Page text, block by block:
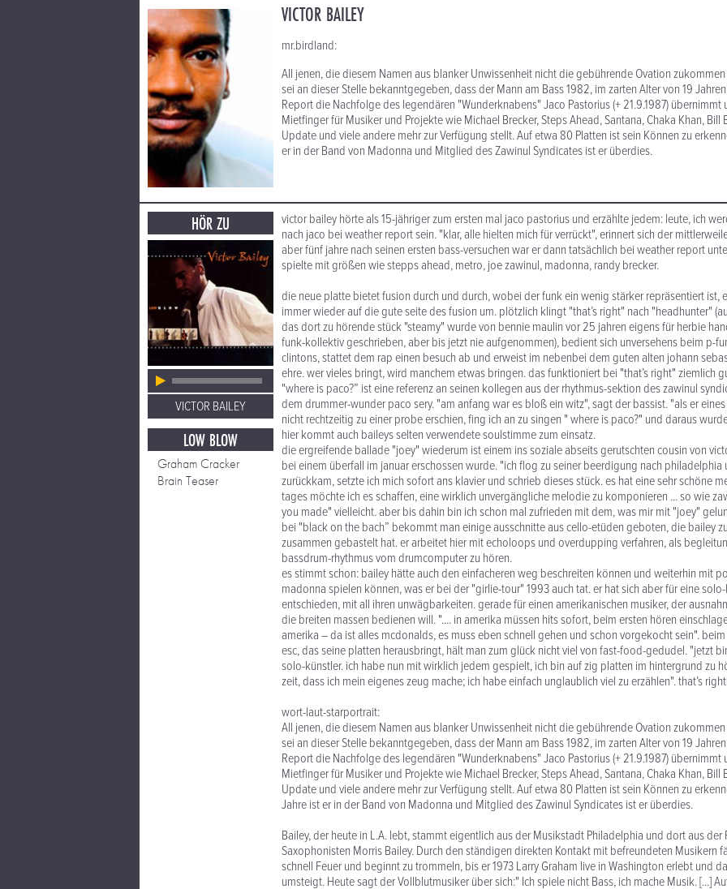
VICTOR BAILEY
mr.birdland:
All jenen, die diesem Namen aus blanker Unwissenheit nicht die gebührende Ovation
sei an dieser Stelle bekanntgegeben, dass der Mann am Bass 1982, im zarten Alter von 19
Report die Nachfolge des legendären "Wunderknabens" Jaco Pastorius (+ 21.9.1987) übernimmt
Mietfinger für Musiker und Projekte wie Michael Brecker, Steps Ahead, Santana, Chaka Khan, Bill
Update und viele andere mehr zur Verfügung stellt. Auf etwa 80 Platten ist sein Können zu
er in der Band von Madonna und Mitglied des Zawinul Syndicates ist er überdies.
HÖR ZU
VICTOR BAILEY
LOW BLOW
Graham Cracker
Brain Teaser
victor bailey hörte als 15-jähriger zum ersten mal jaco pastorius und erzählte jedem: leute, ich
nach jaco bei weather report sein. "klar, alle hielten mich für verrückt", erinnert sich der
aber fünf jahre nach seinen ersten bass-versuchen war er dann tatsächlich bei weather report
spielte mit größen wie stepps ahead, metro, joe zawinul, madonna, randy brecker.
die neue platte bietet fusion durch und durch, wobei der funk ein wenig stärker repräsentiert ist,
immer wieder auf die gute seite des fusion um. plötzlich klingt "that’s right" nach "headhunter"
das dort zu hörende stück "steamy" wurde von bennie maulin vor 25 jahren eigens für herbie
funk-kollektiv geschrieben, aber bis jetzt nie aufgenommen), bedient sich unversehens beim p-
clintons, stattet dem rap einen besuch ab und erweist im nebenbei dem guten alten johann
ehre. wer vieles bringt, wird manchem etwas bringen. das funktioniert bei "that’s right" ziemlich
"where is paco?” ist eine referenz an seinen kollegen aus der rhythmus-sektion des zawinul
dem drummer-wunder paco sery. "am anfang war es bloß ein witz", sagt der bassist. "als er
nicht rechtzeitig zu einer probe erschien, fing ich an zu singen " where is paco?" und daraus
hier kommt auch baileys selten verwendete soulstimme zum einsatz.
die ergreifende ballade "joey" wiederum ist einem ins soziale abseits gerutschten cousin von
bei einem überfall im januar erschossen wurde. "ich flog zu seiner beerdigung nach philadelphia
zurückkam, setzte ich mich sofort ans klavier und schrieb dieses stück. es hat eine sehr schöne
tages möchte ich es schaffen, eine wirklich unvergängliche melodie zu komponieren ... so wie
you made" vielleicht. aber bis dahin bin ich schon mal zufrieden mit dem, was mir mit "joey"
bei "black on the bach” bekommt man einige ausschnitte aus cello-etüden geboten, die bailey
zusammen gebastelt hat. er arbeitet hier mit echoloops und overdupping verfahren, als
bassdrum-rhythmus vom drumcomputer zu hören.
es stimmt schon: bailey hätte auch den einfacheren weg beschreiten können und weiterhin mit
madonna spielen können, was er bei der "girlie-tour" 1993 auch tat. er hat sich aber für eine
entschieden, mit all ihren unwägbarkeiten. gerade für einen amerikanischen musiker, der
die breiten massen bedienen will. ".... in amerika müssen hits sofort, beim ersten hören
amerika – da ist alles mcdonalds, es muss eben schnell gehen und schon vorgekocht sein".
esc, das seine platten herausbringt, hält man zum glück nicht viel von fast-food-gedudel. "jetzt
solo-künstler. ich habe nun mit wirklich jedem gespielt, ich bin auf zig platten im hintergrund zu
zeit, dass ich mein eigenes zeug mache; ich habe einfach unglaublich viel zu erzählen". that’s
wort-laut-starportrait:
All jenen, die diesem Namen aus blanker Unwissenheit nicht die gebührende Ovation
sei an dieser Stelle bekanntgegeben, dass der Mann am Bass 1982, im zarten Alter von 19
Report die Nachfolge des legendären "Wunderknabens" Jaco Pastorius (+ 21.9.1987) übernimmt
Mietfinger für Musiker und Projekte wie Michael Brecker, Steps Ahead, Santana, Chaka Khan, Bill
Update und viele andere mehr zur Verfügung stellt. Auf etwa 80 Platten ist sein Können zu
Jahre ist er in der Band von Madonna und Mitglied des Zawinul Syndicates ist er überdies.
Bailey, der heute in L.A. lebt, stammt eigentlich aus der Musikstadt Philadelphia und dort aus der
Saxophonisten Morris Bailey. Durch den ständigen direkten Kontakt mit befreundeten Musikern
schnell Feuer und beginnt zu trommeln, bis er 1973 Larry Graham live in Washington erlebt und
umsteigt. Heute sagt der Vollblutmusiker über sich:" Ich spiele nicht Bass, ich mache Musik. [...]